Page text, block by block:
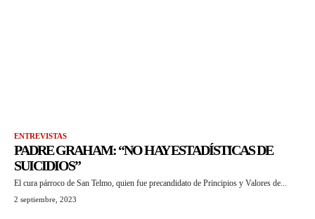
ENTREVISTAS
PADRE GRAHAM: “NO HAY ESTADÍSTICAS DE
SUICIDIOS”
El cura párroco de San Telmo, quien fue precandidato de Principios y Valores de...
2 septiembre, 2023